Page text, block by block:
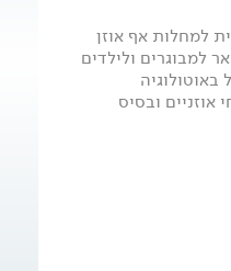
למחלות אף אוזן
למבוגרים ולילדים
אוזניים ובסיס